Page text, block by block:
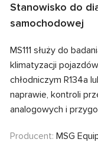
Stanowisko do
samochodowej
MS111 służy do
klimatyzacji
chłodniczym R134a
naprawie, kontroli
analogowych i
Producent: MSG